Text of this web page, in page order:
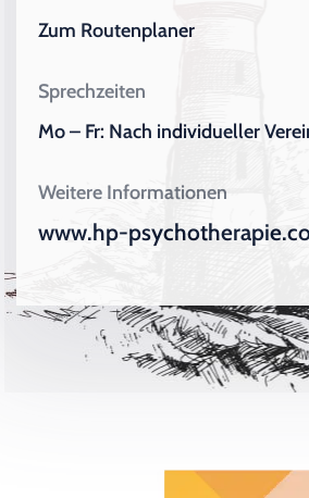
Zum Routenplaner
Sprechzeiten
Mo – Fr: Nach individueller
Weitere Informationen
www.hp-